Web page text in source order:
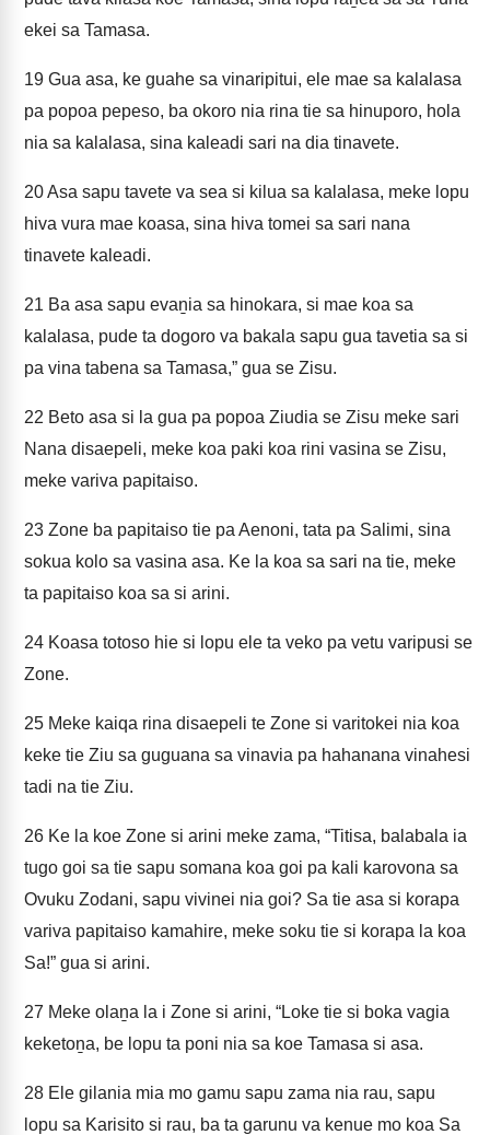
ekei sa Tamasa.
19 Gua asa, ke guahe sa vinaripitui, ele mae sa kalalasa
pa popoa pepeso, ba okoro nia rina tie sa hinuporo, hola
nia sa kalalasa, sina kaleadi sari na dia tinavete.
20Asa sapu tavete va sea si kilua sa kalalasa, meke lopu
hiva vura mae koasa, sina hiva tomei sa sari nana
tinavete kaleadi.
21 Ba asa sapu evaṉia sa hinokara, si mae koa sa
kalalasa, pude ta dogoro va bakala sapu gua tavetia sa si
pa vina tabena sa Tamasa,” gua se Zisu.
22 Beto asa si la gua pa popoa Ziudia se Zisu meke sari
Nana disaepeli, meke koa paki koa rini vasina se Zisu,
meke variva papitaiso.
23 Zone ba papitaiso tie pa Aenoni, tata pa Salimi, sina
sokua kolo sa vasina asa. Ke la koa sa sari na tie, meke
ta papitaiso koa sa si arini.
24 Koasa totoso hie si lopu ele ta veko pa vetu varipusi se
Zone.
25 Meke kaiqa rina disaepeli te Zone si varitokei nia koa
keke tie Ziu sa guguana sa vinavia pa hahanana vinahesi
tadi na tie Ziu.
26 Ke la koe Zone si arini meke zama, “Titisa, balabala ia
tugo goi sa tie sapu somana koa goi pa kali karovona sa
Ovuku Zodani, sapu vivinei nia goi? Sa tie asa si korapa
variva papitaiso kamahire, meke soku tie si korapa la koa
Sa!” gua si arini.
27 Meke olaṉa la i Zone si arini, “Loke tie si boka vagia
keketoṉa, be lopu ta poni nia sa koe Tamasa si asa.
28 Ele gilania mia mo gamu sapu zama nia rau, sapu
lopu sa Karisito si rau, ba ta garunu va kenue mo koa Sa